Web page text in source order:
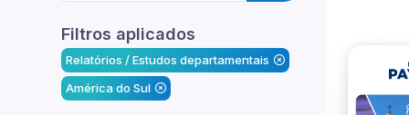
Filtros aplicados
Relatórios / Estudos departamentais
América do Sul